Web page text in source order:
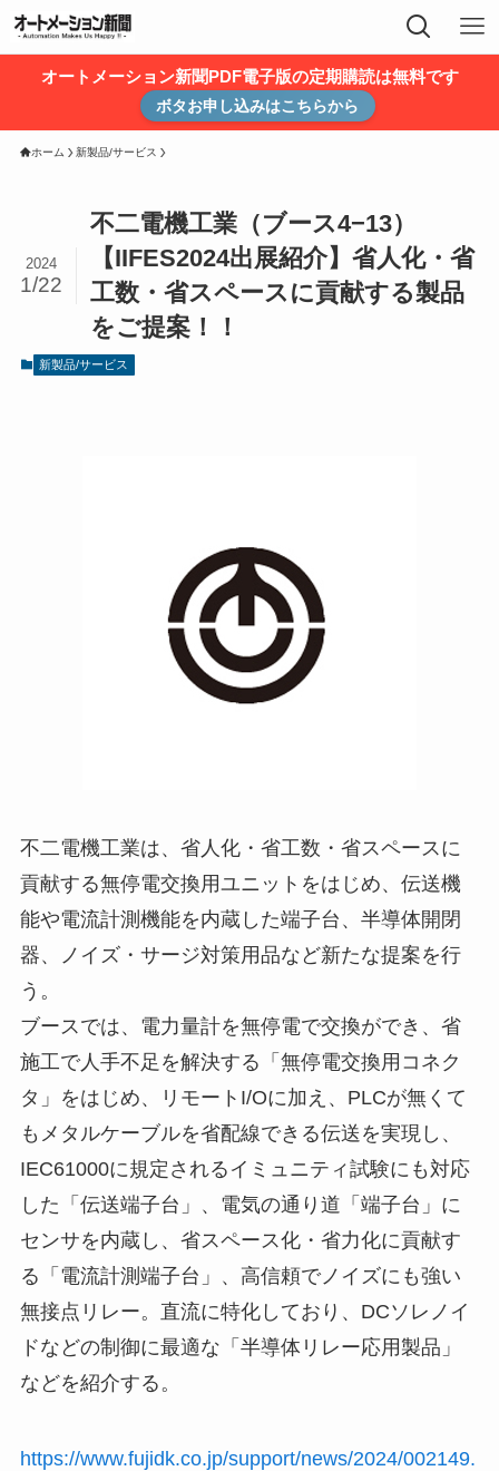
オートメーション新聞PDF電子版の定期購読は無料です
ボタお申し込みはこちらから
ホーム 新製品/サービス
不二電機工業（ブース4−13）
【IIFES2024出展紹介】省人化・省
工数・省スペースに貢献する製品
をご提案！！
2024
1/22
新製品/サービス
不二電機工業は、省人化・省工数・省スペースに
貢献する無停電交換用ユニットをはじめ、伝送機
能や電流計測機能を内蔵した端子台、半導体開閉
器、ノイズ・サージ対策用品など新たな提案を行
う。
ブースでは、電力量計を無停電で交換ができ、省
施工で人手不足を解決する「無停電交換用コネク
タ」をはじめ、リモートI/Oに加え、PLCが無くて
もメタルケーブルを省配線できる伝送を実現し、
IEC61000に規定されるイミュニティ試験にも対応
した「伝送端子台」、電気の通り道「端子台」に
センサを内蔵し、省スペース化・省力化に貢献す
る「電流計測端子台」、高信頼でノイズにも強い
無接点リレー。直流に特化しており、DCソレノイ
ドなどの制御に最適な「半導体リレー応用製品」
などを紹介する。
https://www.fujidk.co.jp/support/news/2024/002149.